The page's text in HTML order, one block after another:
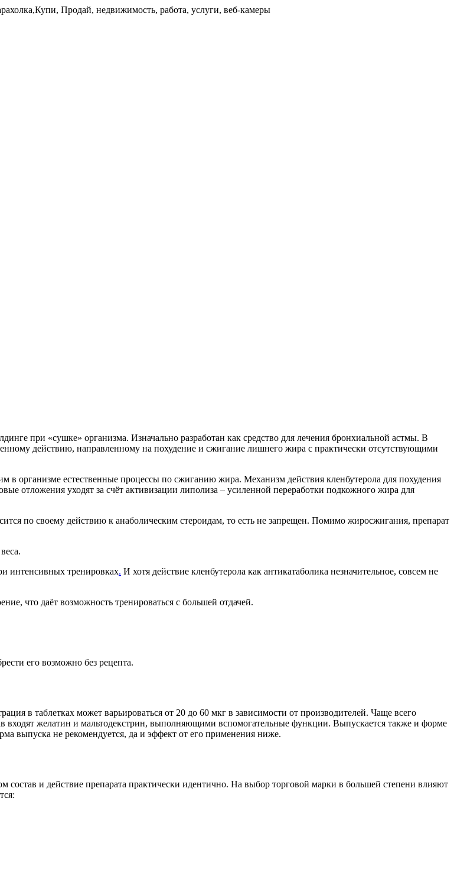
при «сушке» организма. Изначально разработан как средство для лечения бронхиальной астмы. В
действию, направленному на похудение и сжигание лишнего жира с практически отсутствующими
в организме естественные процессы по сжиганию жира. Механизм действия кленбутерола для похудения
отложения уходят за счёт активизации липолиза – усиленной переработки подкожного жира для
по своему действию к анаболическим стероидам, то есть не запрещен. Помимо жиросжигания, препарат
интенсивных тренировках. И хотя действие кленбутерола как антикатаболика незначительное, совсем не
что даёт возможность тренироваться с большей отдачей.
его возможно без рецепта.
в таблетках может варьироваться от 20 до 60 мкг в зависимости от производителей. Чаще всего
входят желатин и мальтодекстрин, выполняющими вспомогательные функции. Выпускается также и форме
выпуска не рекомендуется, да и эффект от его применения ниже.
состав и действие препарата практически идентично. На выбор торговой марки в большей степени влияют